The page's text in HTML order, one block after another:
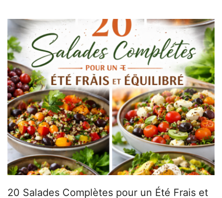
20 Salades Complètes pour un Été Frais et